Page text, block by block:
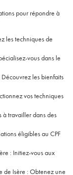
pour répondre à
les techniques de
vous dans le
Découvrez les bienfaits
vos techniques
à travailler dans des
éligibles au CPF
: Initiez-vous aux
de Isère : Obtenez une